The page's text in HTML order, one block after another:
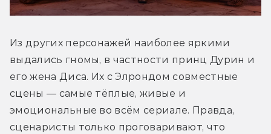
Из других персонажей наиболее яркими
выдались гномы, в частности принц Дурин и
его жена Диса. Их с Элрондом совместные
сцены — самые тёплые, живые и
эмоциональные во всём сериале. Правда,
сценаристы только проговаривают, что